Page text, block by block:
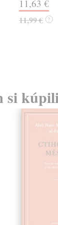
11,63 €
11,99 € ?
si